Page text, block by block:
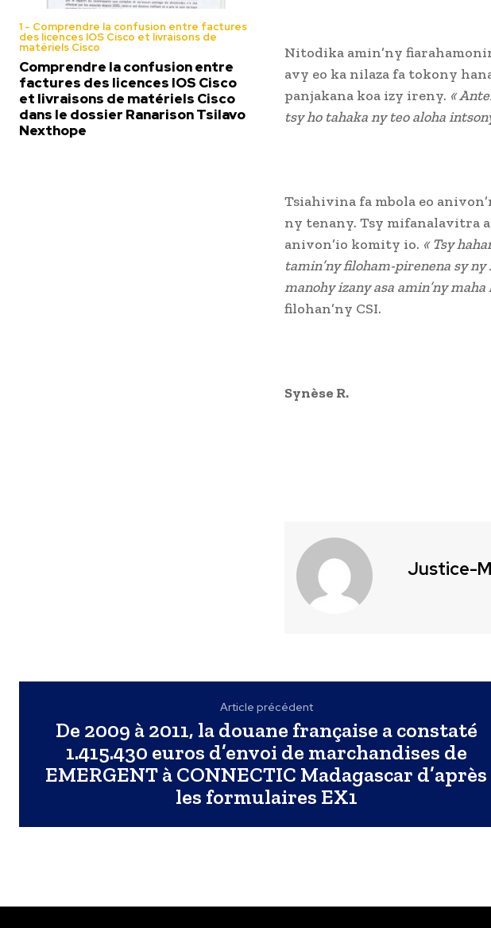
1 - Comprendre la confusion entre factures
des licences IOS Cisco et livraisons de
matériels Cisco
Comprendre la confusion entre
factures des licences IOS Cisco
et livraisons de matériels Cisco
dans le dossier Ranarison Tsilavo
Nexthope
Nitodika amin’ny
avy eo ka nilaza fa tokony
panjakana koa izy ireny. «
tsy ho tahaka ny teo aloha
Tsiahivina fa mbola eo
ny tenany. Tsy mifanalavitra
anivon’io komity io. « Tsy
tamin’ny filoham-pirenena sy
manohy izany asa amin’ny
filohan’ny CSI.
Synèse R.
Justice-
Article précédent
De 2009 à 2011, la douane française a constaté
1.415.430 euros d’envoi de marchandises de
EMERGENT à CONNECTIC Madagascar d’après
les formulaires EX1